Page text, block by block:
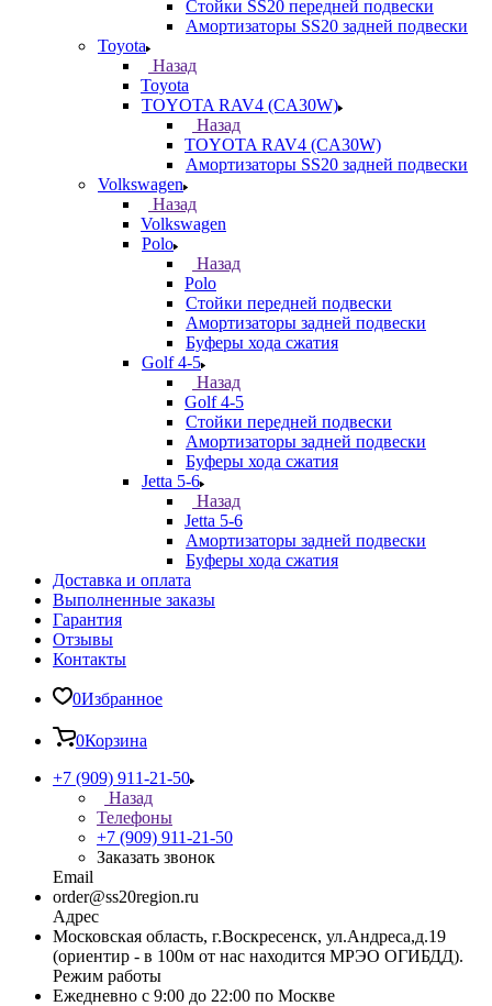
Стойки SS20 передней подвески
Амортизаторы SS20 задней подвески
Toyota
Назад
Toyota
TOYOTA RAV4 (CA30W)
Назад
TOYOTA RAV4 (CA30W)
Амортизаторы SS20 задней подвески
Volkswagen
Назад
Volkswagen
Polo
Назад
Polo
Стойки передней подвески
Амортизаторы задней подвески
Буферы хода сжатия
Golf 4-5
Назад
Golf 4-5
Стойки передней подвески
Амортизаторы задней подвески
Буферы хода сжатия
Jetta 5-6
Назад
Jetta 5-6
Амортизаторы задней подвески
Буферы хода сжатия
Доставка и оплата
Выполненные заказы
Гарантия
Отзывы
Контакты
0Избранное
0Корзина
+7 (909) 911-21-50
Назад
Телефоны
+7 (909) 911-21-50
Заказать звонок
Email
order@ss20region.ru
Адрес
Московская область, г.Воскресенск, ул.Андреса,д.19
(ориентир - в 100м от нас находится МРЭО ОГИБДД).
Режим работы
Ежедневно с 9:00 до 22:00 по Москве